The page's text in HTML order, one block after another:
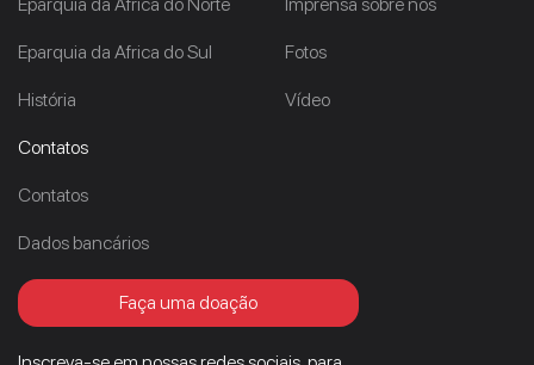
Eparquia da Africa do Sul
História
Fotos
Vídeo
Contatos
Contatos
Dados bancários
Faça uma doação